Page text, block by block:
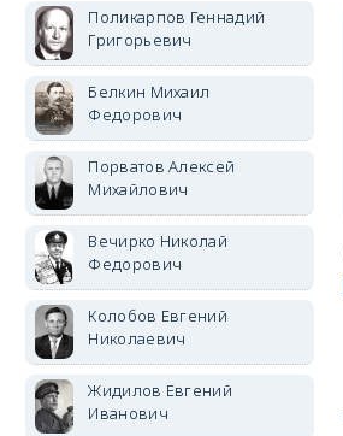
Поликарпов Геннадий
Григорьевич
Белкин Михаил
Федорович
Порватов Алексей
Михайлович
Вечирко Николай
Федорович
Колобов Евгений
Николаевич
Жидилов Евгений
Иванович